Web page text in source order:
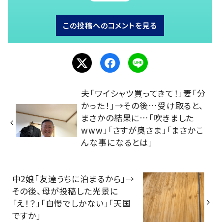
この投稿へのコメントを見る
夫「ワイシャツ買ってきて！」妻「分
かった！」→その後…受け取ると、
まさかの結果に…「吹きました
www」「さすが奥さま」「まさかこ
んな事になるとは」
中2娘「友達うちに泊まるから」→
その後、母が投稿した光景に
「え！？」「自慢でしかない」「天国
ですか」